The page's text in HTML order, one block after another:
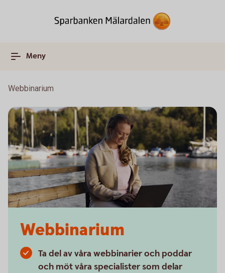
Meny
Webbinarium
Webbinarium
Ta del av våra webbinarier och poddar
och möt våra specialister som delar